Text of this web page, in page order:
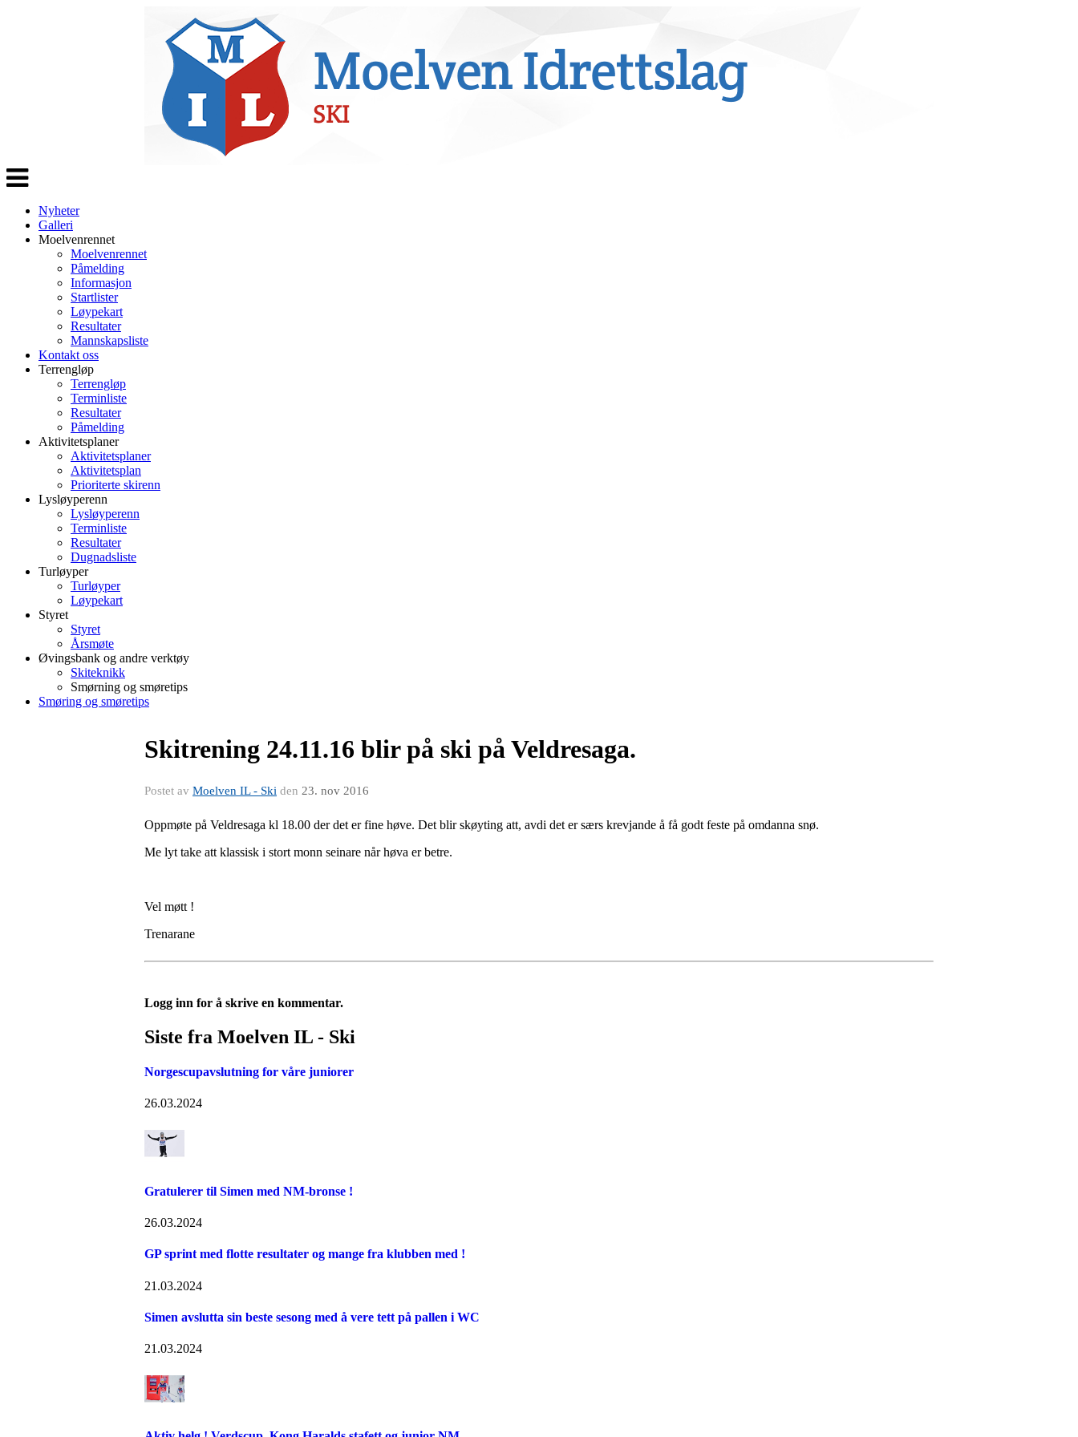
Veksle
navigasjon
Nyheter
Galleri
Moelvenrennet
Moelvenrennet
Påmelding
Informasjon
Startlister
Løypekart
Resultater
Mannskapsliste
Kontakt oss
Terrengløp
Terrengløp
Terminliste
Resultater
Påmelding
Aktivitetsplaner
Aktivitetsplaner
Aktivitetsplan
Prioriterte skirenn
Lysløyperenn
Lysløyperenn
Terminliste
Resultater
Dugnadsliste
Turløyper
Turløyper
Løypekart
Styret
Styret
Årsmøte
Øvingsbank og andre verktøy
Skiteknikk
Smørning og smøretips
Smøring og smøretips
Skitrening 24.11.16 blir på ski på Veldresaga.
Postet av Moelven IL - Ski den 23. nov 2016
Oppmøte på Veldresaga kl 18.00 der det er fine høve. Det blir skøyting att, avdi det er særs krevjande å få godt feste på omdanna snø.
Me lyt take att klassisk i stort monn seinare når høva er betre.
Vel møtt !
Trenarane
Logg inn for å skrive en kommentar.
Siste fra Moelven IL - Ski
Norgescupavslutning for våre juniorer
26.03.2024
Gratulerer til Simen med NM-bronse !
26.03.2024
GP sprint med flotte resultater og mange fra klubben med !
21.03.2024
Simen avslutta sin beste sesong med å vere tett på pallen i WC
21.03.2024